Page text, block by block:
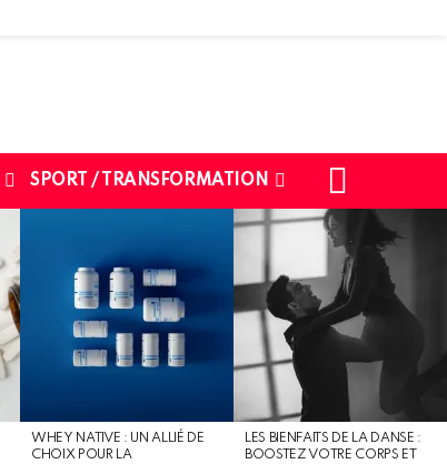
SPORT / TRANSFORMATION
WHEY NATIVE : UN ALLIÉ DE
CHOIX POUR LA
LES BIENFAITS DE LA DANSE :
BOOSTEZ VOTRE CORPS ET